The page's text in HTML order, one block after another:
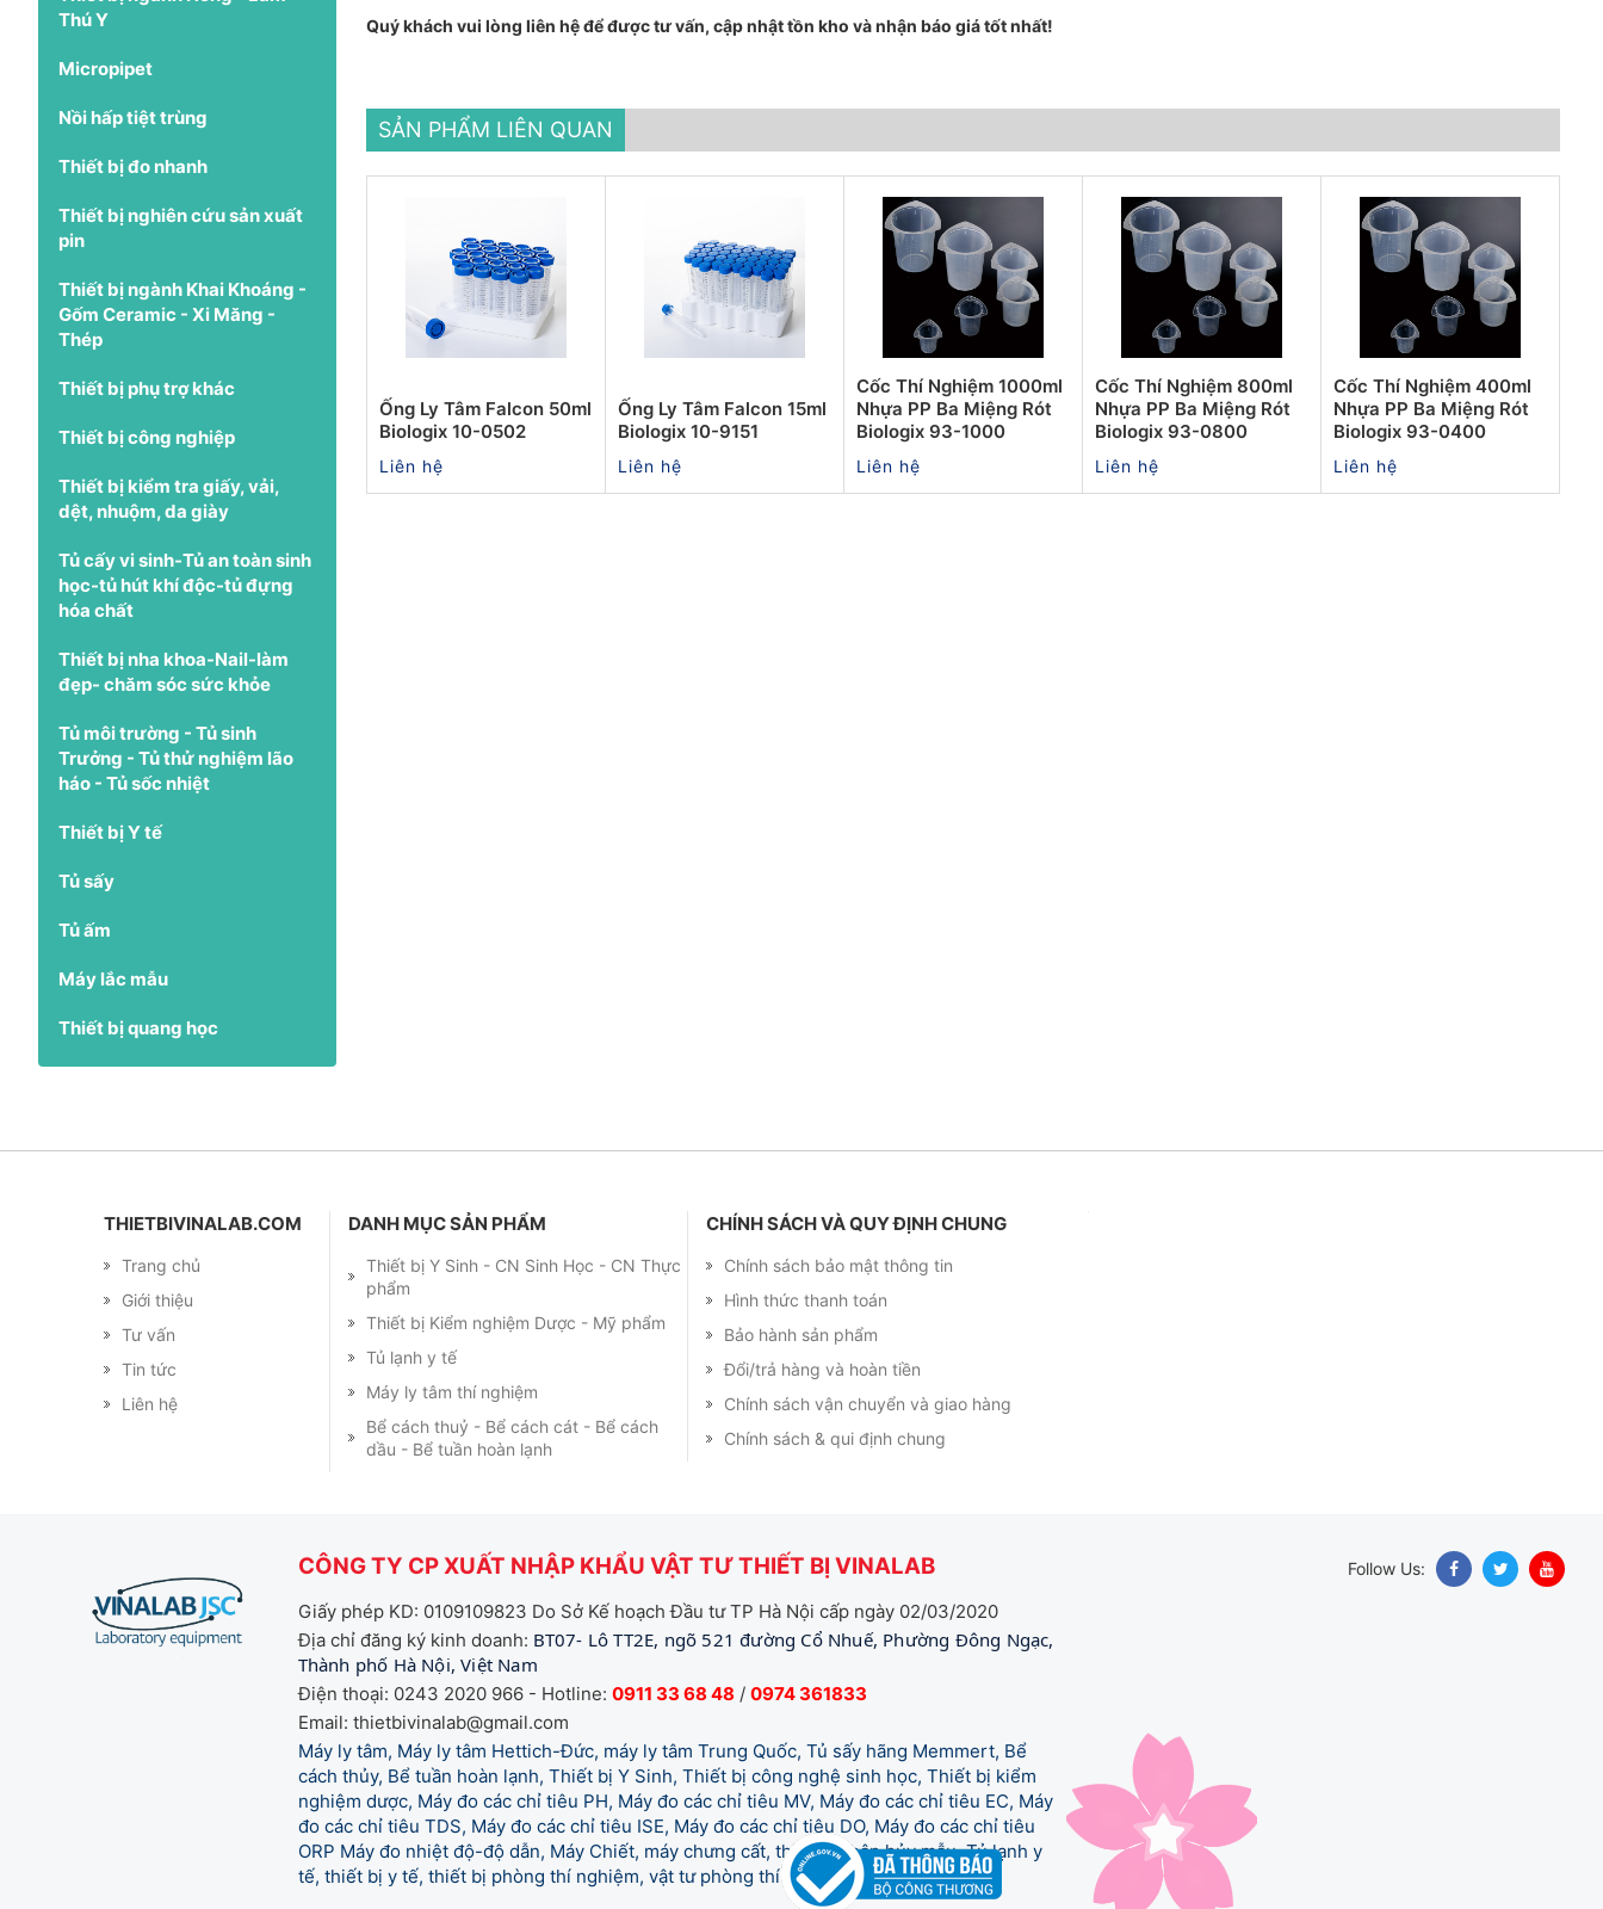
Thú Y
Micropipet
Nồi hấp tiệt trùng
Thiết bị đo nhanh
Thiết bị nghiên cứu sản xuất
pin
Thiết bị ngành Khai Khoáng -
Gốm Ceramic - Xi Măng -
Thép
Thiết bị phụ trợ khác
Thiết bị công nghiệp
Thiết bị kiểm tra giấy, vải,
dệt, nhuộm, da giày
Tủ cấy vi sinh-Tủ an toàn sinh
học-tủ hút khí độc-tủ đựng
hóa chất
Thiết bị nha khoa-Nail-làm
đẹp- chăm sóc sức khỏe
Tủ môi trường - Tủ sinh
Trưởng - Tủ thử nghiệm lão
háo - Tủ sốc nhiệt
Thiết bị Y tế
Tủ sấy
Tủ ấm
Máy lắc mẫu
Thiết bị quang học
Quý khách vui lòng liên hệ để được tư vấn, cập nhật tồn kho và nhận báo giá tốt nhất!
SẢN PHẨM LIÊN QUAN
Ống Ly Tâm Falcon 50ml
Biologix 10-0502
Liên hệ
Ống Ly Tâm Falcon 15ml
Biologix 10-9151
Liên hệ
Cốc Thí Nghiệm 1000ml
Nhựa PP Ba Miệng Rót
Biologix 93-1000
Liên hệ
Cốc Thí Nghiệm 800ml
Nhựa PP Ba Miệng Rót
Biologix 93-0800
Liên hệ
Cốc Thí Nghiệm 400ml
Nhựa PP Ba Miệng Rót
Biologix 93-0400
Liên hệ
THIETBIVINALAB.COM
Trang chủ
Giới thiệu
Tư vấn
Tin tức
Liên hệ
DANH MỤC SẢN PHẨM
Thiết bị Y Sinh - CN Sinh Học - CN Thực
phẩm
Thiết bị Kiểm nghiệm Dược - Mỹ phẩm
Tủ lạnh y tế
Máy ly tâm thí nghiệm
Bể cách thuỷ - Bể cách cát - Bể cách
dầu - Bể tuần hoàn lạnh
CHÍNH SÁCH VÀ QUY ĐỊNH CHUNG
Chính sách bảo mật thông tin
Hình thức thanh toán
Bảo hành sản phẩm
Đổi/trả hàng và hoàn tiền
Chính sách vận chuyển và giao hàng
Chính sách & qui định chung
CÔNG TY CP XUẤT NHẬP KHẨU VẬT TƯ THIẾT BỊ VINALAB
Giấy phép KD: 0109109823 Do Sở Kế hoạch Đầu tư TP Hà Nội cấp ngày 02/03/2020
Địa chỉ đăng ký kinh doanh: BT07- Lô TT2E, ngõ 521 đường Cổ Nhuế, Phường Đông Ngạc,
Thành phố Hà Nội, Việt Nam
Điện thoại: 0243 2020 966 - Hotline: 0911 33 68 48 / 0974 361833
Email: thietbivinalab@gmail.com
Máy ly tâm, Máy ly tâm Hettich-Đức, máy ly tâm Trung Quốc, Tủ sấy hãng Memmert, Bể
cách thủy, Bể tuần hoàn lạnh, Thiết bị Y Sinh, Thiết bị công nghệ sinh học, Thiết bị kiểm
nghiệm dược, Máy đo các chỉ tiêu PH, Máy đo các chỉ tiêu MV, Máy đo các chỉ tiêu EC, Máy
đo các chỉ tiêu TDS, Máy đo các chỉ tiêu ISE, Máy đo các chỉ tiêu DO, Máy đo các chỉ tiêu
ORP Máy đo nhiệt độ-độ dẫn, Máy Chiết, máy chưng cất, thiết bị phân hủy mẫu, Tủ lạnh y
tế, thiết bị y tế, thiết bị phòng thí nghiệm, vật tư phòng thí nghiệm, vật tư y tế.
Follow Us: